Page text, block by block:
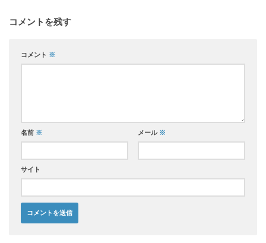
コメントを残す
コメント ※
名前 ※ メール ※
サイト